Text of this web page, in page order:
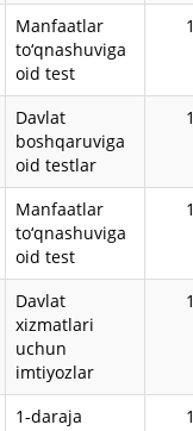
Manfaatlar
to‘qnashuviga
oid test
Davlat
boshqaruviga
oid testlar
Manfaatlar
to‘qnashuviga
oid test
Davlat
xizmatlari
uchun
imtiyozlar
1-daraja